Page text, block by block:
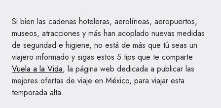
Si bien las cadenas hoteleras, aerolíneas, aeropuertos,
museos, atracciones y más han acoplado nuevas medidas
de seguridad e higiene, no está de más que tú seas un
viajero informado y sigas estos 5 tips que te comparte
Vuela a la Vida, la página web dedicada a publicar las
mejores ofertas de viaje en México, para viajar esta
temporada alta.